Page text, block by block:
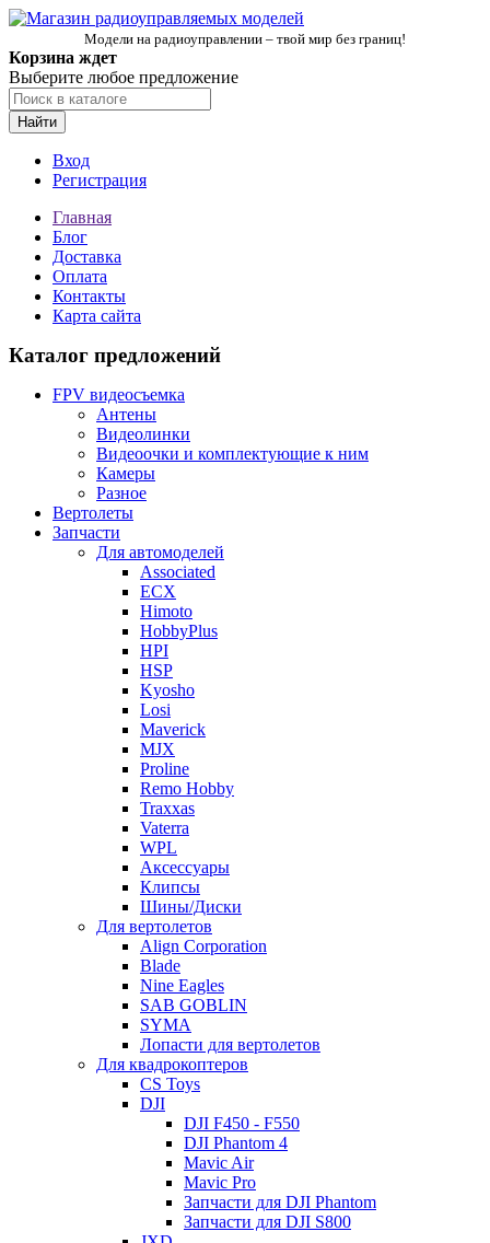
Модели на радиоуправлении – твой мир без границ!
Корзина ждет
Выберите любое предложение
Найти
Вход
Регистрация
Главная
Блог
Доставка
Оплата
Контакты
Карта сайта
Каталог предложений
FPV видеосъемка
Антены
Видеолинки
Видеоочки и комплектующие к ним
Камеры
Разное
Вертолеты
Запчасти
Для автомоделей
Associated
ECX
Himoto
HobbyPlus
HPI
HSP
Kyosho
Losi
Maverick
MJX
Proline
Remo Hobby
Traxxas
Vaterra
WPL
Аксессуары
Клипсы
Шины/Диски
Для вертолетов
Align Corporation
Blade
Nine Eagles
SAB GOBLIN
SYMA
Лопасти для вертолетов
Для квадрокоптеров
CS Toys
DJI
DJI F450 - F550
DJI Phantom 4
Mavic Air
Mavic Pro
Запчасти для DJI Phantom
Запчасти для DJI S800